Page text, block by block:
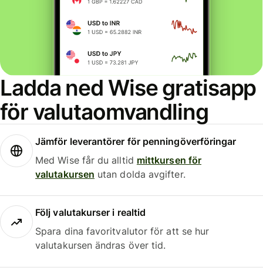
Ladda ned Wise gratisapp
för valutaomvandling
Jämför leverantörer för penningöverföringar
Med Wise får du alltid mittkursen för
valutakursen utan dolda avgifter.
Följ valutakurser i realtid
Spara dina favoritvalutor för att se hur
valutakursen ändras över tid.